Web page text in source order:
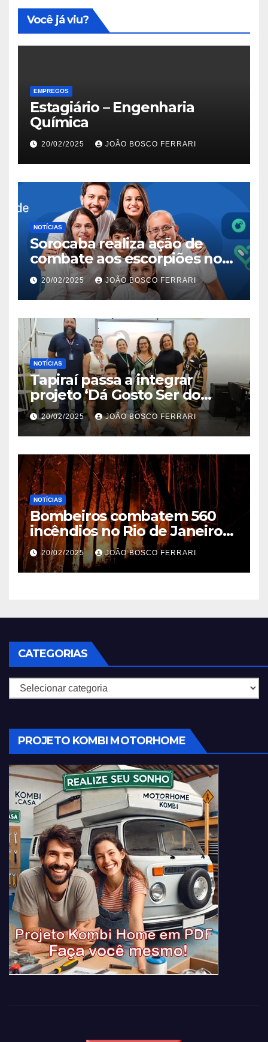
Você já viu?
EMPREGOS
Estagiário – Engenharia
Química
20/02/2025 JOÃO BOSCO FERRARI
NOTÍCIAS
Sorocaba realiza ação de
combate aos escorpiões no
Jardim São Carlos
20/02/2025 JOÃO BOSCO FERRARI
NOTÍCIAS
Tapiraí passa a integrar
projeto ‘Dá Gosto Ser do
Ribeira’ | ASN São Paulo
20/02/2025 JOÃO BOSCO FERRARI
NOTÍCIAS
Bombeiros combatem 560
incêndios no Rio de Janeiro
em 2025
20/02/2025 JOÃO BOSCO FERRARI
CATEGORIAS
Categorias
PROJETO KOMBI MOTORHOME